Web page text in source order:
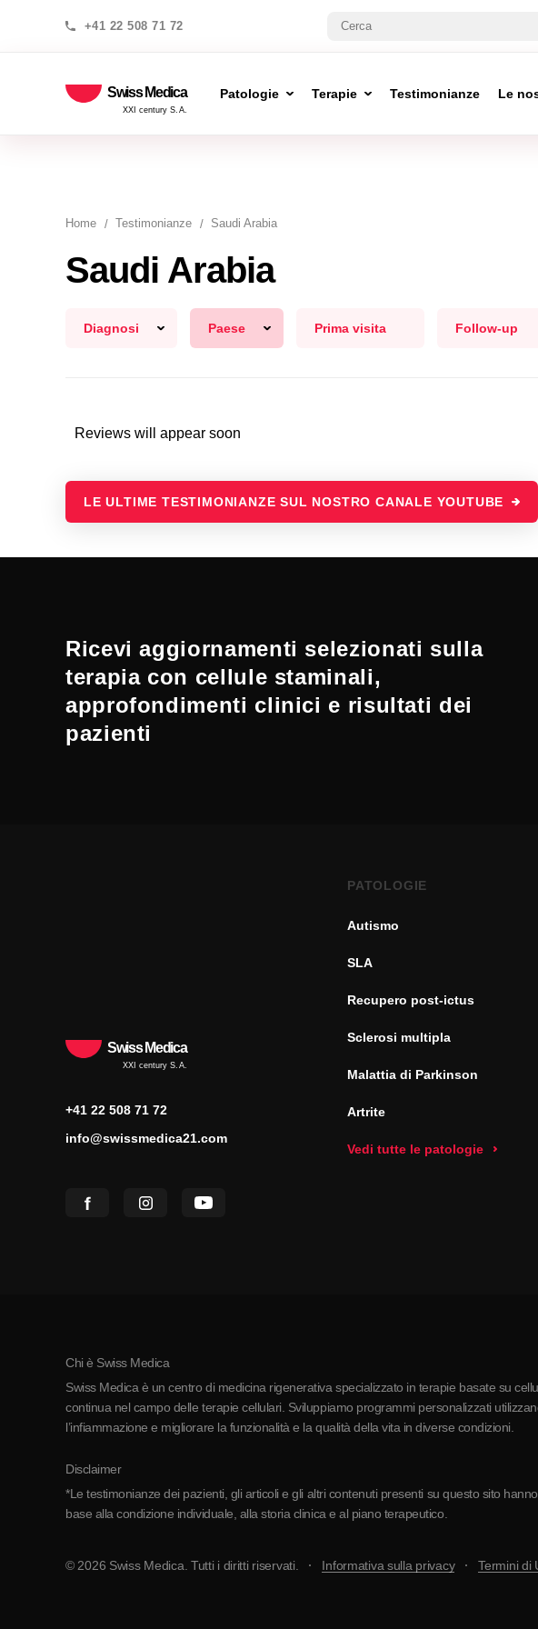
+41 22 508 71 72
Swiss Medica
XXI century S.A.
Patologie Terapie Testimonianze Le
Home Testimonianze Saudi Arabia
Saudi Arabia
Diagnosi Paese Prima visita Follow-up
Reviews will appear soon
LE ULTIME TESTIMONIANZE SUL NOSTRO CANALE YOUTUBE
Ricevi aggiornamenti selezionati sulla
terapia con cellule staminali,
approfondimenti clinici e risultati dei
pazienti
Swiss Medica
XXI century S.A.
+41 22 508 71 72
info@swissmedica21.com
PATOLOGIE
Autismo
SLA
Recupero post-ictus
Sclerosi multipla
Malattia di Parkinson
Artrite
Vedi tutte le patologie
Chi è Swiss Medica
Swiss Medica è un centro di medicina rigenerativa specializzato in terapie basate su
continua nel campo delle terapie cellulari. Sviluppiamo programmi personalizzati
l’infiammazione e migliorare la funzionalità e la qualità della vita in diverse condizioni.
Disclaimer
*Le testimonianze dei pazienti, gli articoli e gli altri contenuti presenti su questo sito
base alla condizione individuale, alla storia clinica e al piano terapeutico.
© 2026 Swiss Medica. Tutti i diritti riservati. Informativa sulla privacy Termini di